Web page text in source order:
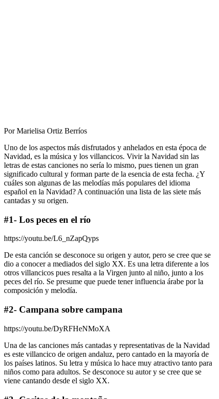
Por Marielisa Ortiz Berríos
Uno de los aspectos más disfrutados y anhelados en esta época de
Navidad, es la música y los villancicos. Vivir la Navidad sin las
letras de estas canciones no sería lo mismo, pues tienen un gran
significado cultural y forman parte de la esencia de esta fecha. ¿Y
cuáles son algunas de las melodías más populares del idioma
español en la Navidad? A continuación una lista de las siete más
cantadas y su origen.
#1- Los peces en el río
https://youtu.be/L6_nZapQyps
De esta canción se desconoce su origen y autor, pero se cree que se
dio a conocer a mediados del siglo XX. Es una letra diferente a los
otros villancicos pues resalta a la Virgen junto al niño, junto a los
peces del río. Se presume que puede tener influencia árabe por la
composición y melodía.
#2- Campana sobre campana
https://youtu.be/DyRFHeNMoXA
Una de las canciones más cantadas y representativas de la Navidad
es este villancico de origen andaluz, pero cantado en la mayoría de
los países latinos. Su letra y música lo hace muy atractivo tanto para
niños como para adultos. Se desconoce su autor y se cree que se
viene cantando desde el siglo XX.